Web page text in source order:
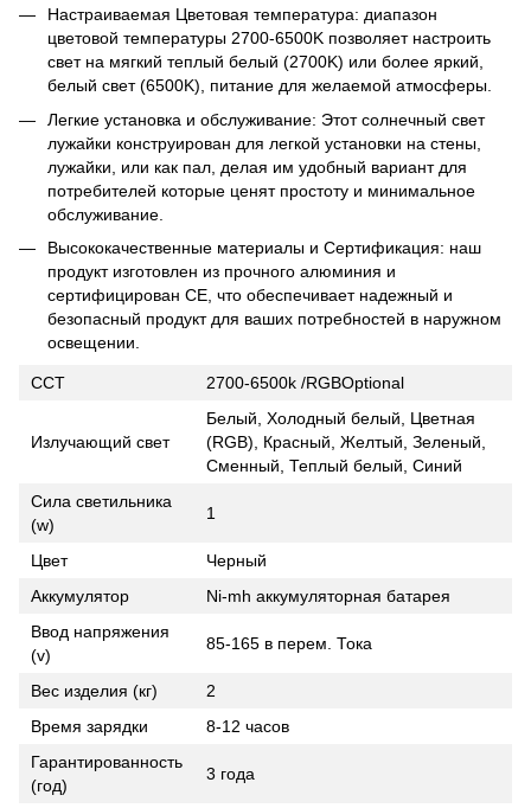
Настраиваемая Цветовая температура: диапазон
цветовой температуры 2700-6500K позволяет настроить
свет на мягкий теплый белый (2700K) или более яркий,
белый свет (6500K), питание для желаемой атмосферы.
Легкие установка и обслуживание: Этот солнечный свет
лужайки конструирован для легкой установки на стены,
лужайки, или как пал, делая им удобный вариант для
потребителей которые ценят простоту и минимальное
обслуживание.
Высококачественные материалы и Сертификация: наш
продукт изготовлен из прочного алюминия и
сертифицирован CE, что обеспечивает надежный и
безопасный продукт для ваших потребностей в наружном
освещении.
CCT 2700-6500k /RGBOptional
Излучающий свет
Белый, Холодный белый, Цветная
(RGB), Красный, Желтый, Зеленый,
Сменный, Теплый белый, Синий
Сила светильника
(w)
1
Цвет
Черный
Аккумулятор
Ni-mh аккумуляторная батарея
Ввод напряжения
(v)
85-165 в перем. Тока
Вес изделия (кг)
2
Время зарядки
8-12 часов
Гарантированность
(год)
3 года